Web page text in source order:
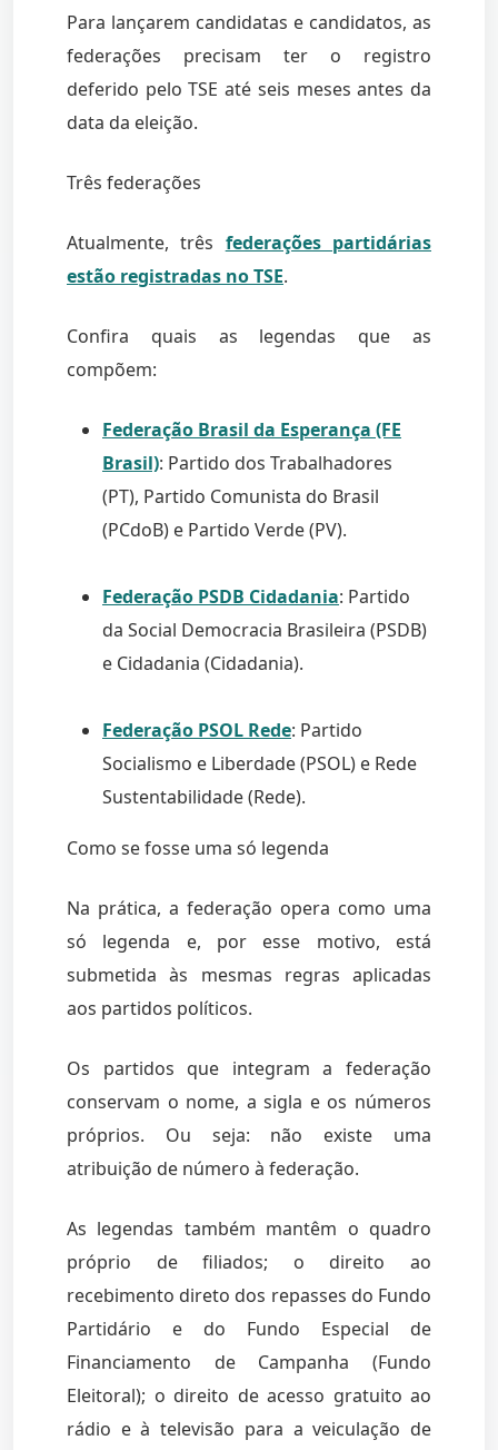
Para lançarem candidatas e candidatos, as
federações precisam ter o registro
deferido pelo TSE até seis meses antes da
data da eleição.
Três federações
Atualmente, três federações partidárias
estão registradas no TSE.
Confira quais as legendas que as
compõem:
Federação Brasil da Esperança (FE
Brasil): Partido dos Trabalhadores
(PT), Partido Comunista do Brasil
(PCdoB) e Partido Verde (PV).
Federação PSDB Cidadania: Partido
da Social Democracia Brasileira (PSDB)
e Cidadania (Cidadania).
Federação PSOL Rede: Partido
Socialismo e Liberdade (PSOL) e Rede
Sustentabilidade (Rede).
Como se fosse uma só legenda
Na prática, a federação opera como uma
só legenda e, por esse motivo, está
submetida às mesmas regras aplicadas
aos partidos políticos.
Os partidos que integram a federação
conservam o nome, a sigla e os números
próprios. Ou seja: não existe uma
atribuição de número à federação.
As legendas também mantêm o quadro
próprio de filiados; o direito ao
recebimento direto dos repasses do Fundo
Partidário e do Fundo Especial de
Financiamento de Campanha (Fundo
Eleitoral); o direito de acesso gratuito ao
rádio e à televisão para a veiculação de